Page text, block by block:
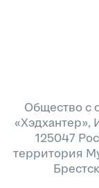
Общество с
«Хэдхантер»,
125047
территория